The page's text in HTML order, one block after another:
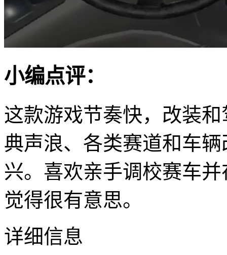
小编点评：
这款游戏节奏快，改装
典声浪、各类赛道和车
兴。喜欢亲手调校赛车
觉得很有意思。
详细信息